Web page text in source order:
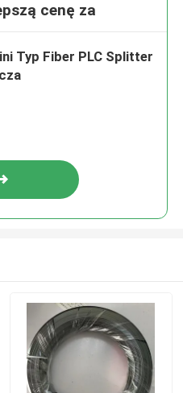
cenę za
Typ Fiber PLC Splitter